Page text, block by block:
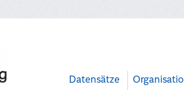
Datensätze